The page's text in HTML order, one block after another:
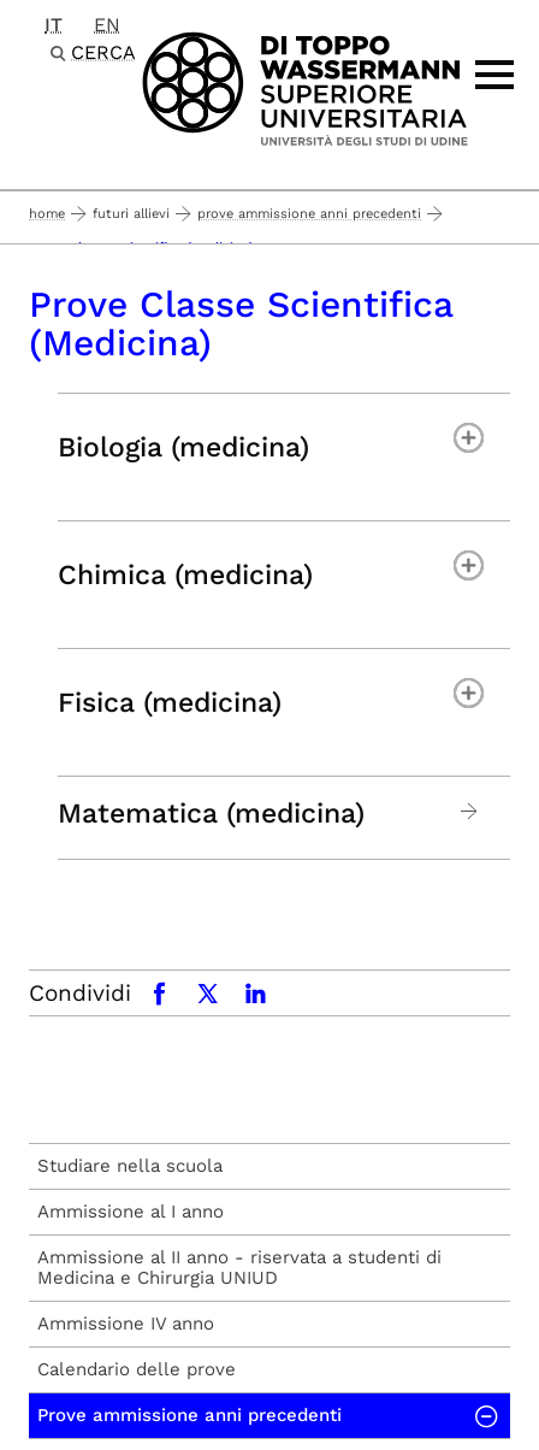
Passa al contenuto principale
IT
EN
CERCA
home futuri allievi prove ammissione anni precedenti
prove classe scientifica (medicina)
Prove Classe Scientifica
(Medicina)
Biologia (medicina)
Chimica (medicina)
Fisica (medicina)
Matematica (medicina)
Condividi facebookx.comlinkedin
Studiare nella scuola
Ammissione al I anno
Ammissione al II anno - riservata a studenti di
Medicina e Chirurgia UNIUD
Ammissione IV anno
Calendario delle prove
Prove ammissione anni precedenti